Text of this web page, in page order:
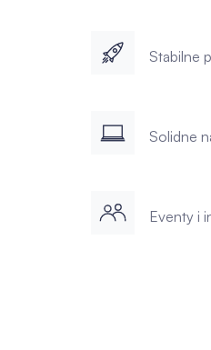
Stabilne
Solidne
Eventy i